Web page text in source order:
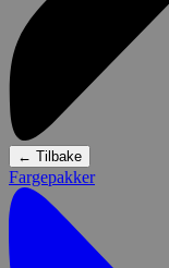
← Tilbake
Fargepakker